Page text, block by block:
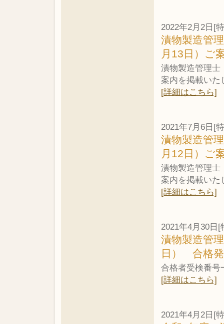
2022年2月2日[
漬物製造管
月13日）ご
漬物製造管理士
案内を掲載いた
[詳細はこちら]
2021年7月6日[
漬物製造管
月12日）ご
漬物製造管理士
案内を掲載いた
[詳細はこちら]
2021年4月30日[
漬物製造管
日） 合格
合格者受検番号
[詳細はこちら]
2021年4月2日[